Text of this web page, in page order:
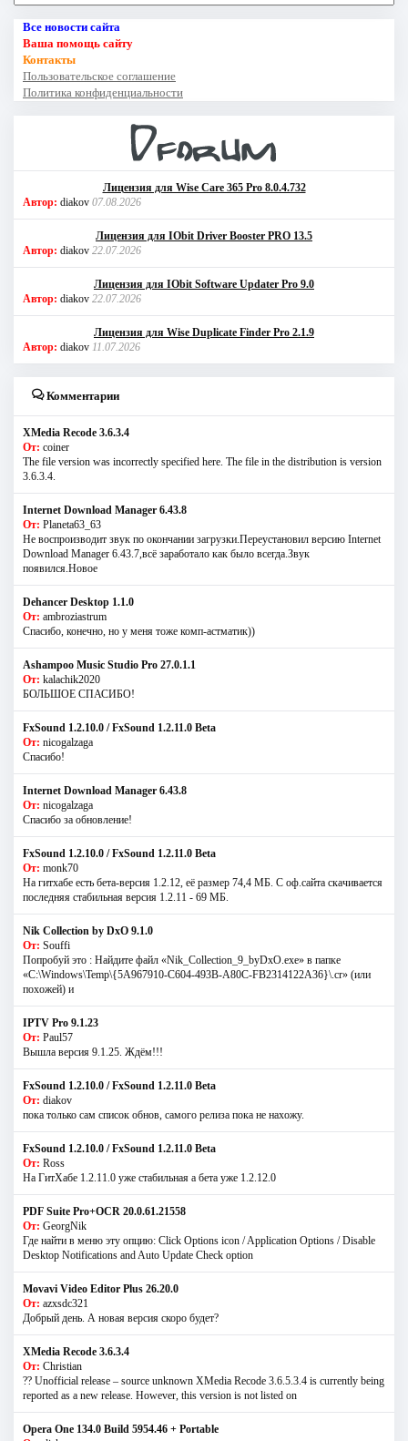
Все новости сайта
Ваша помощь сайту
Контакты
Пользовательское соглашение
Политика конфиденциальности
Лицензия для Wise Care 365 Pro 8.0.4.732
Автор: diakov 07.08.2026
Лицензия для IObit Driver Booster PRO 13.5
Автор: diakov 22.07.2026
Лицензия для IObit Software Updater Pro 9.0
Автор: diakov 22.07.2026
Лицензия для Wise Duplicate Finder Pro 2.1.9
Автор: diakov 11.07.2026
Комментарии
XMedia Recode 3.6.3.4
От: coiner
The file version was incorrectly specified here. The file in the distribution is version
3.6.3.4.
Internet Download Manager 6.43.8
От: Planeta63_63
Не воспроизводит звук по окончании загрузки.Переустановил версию Internet
Download Manager 6.43.7,всё заработало как было всегда.Звук
появился.Новое
Dehancer Desktop 1.1.0
От: ambroziastrum
Спасибо, конечно, но у меня тоже комп-астматик))
Ashampoo Music Studio Pro 27.0.1.1
От: kalachik2020
БОЛЬШОЕ СПАСИБО!
FxSound 1.2.10.0 / FxSound 1.2.11.0 Beta
От: nicogalzaga
Спасибо!
Internet Download Manager 6.43.8
От: nicogalzaga
Спасибо за обновление!
FxSound 1.2.10.0 / FxSound 1.2.11.0 Beta
От: monk70
На гитхабе есть бета-версия 1.2.12, её размер 74,4 МБ. С оф.сайта скачивается
последняя стабильная версия 1.2.11 - 69 МБ.
Nik Collection by DxO 9.1.0
От: Souffi
Попробуй это : Найдите файл «Nik_Collection_9_byDxO.exe» в папке
«C:\Windows\Temp\{5A967910-C604-493B-A80C-FB2314122A36}\.cr» (или
похожей) и
IPTV Pro 9.1.23
От: Paul57
Вышла версия 9.1.25. Ждём!!!
FxSound 1.2.10.0 / FxSound 1.2.11.0 Beta
От: diakov
пока только сам список обнов, самого релиза пока не нахожу.
FxSound 1.2.10.0 / FxSound 1.2.11.0 Beta
От: Ross
На ГитХабе 1.2.11.0 уже стабильная а бета уже 1.2.12.0
PDF Suite Pro+OCR 20.0.61.21558
От: GeorgNik
Где найти в меню эту опцию: Click Options icon / Application Options / Disable
Desktop Notifications and Auto Update Check option
Movavi Video Editor Plus 26.20.0
От: azxsdc321
Добрый день. А новая версия скоро будет?
XMedia Recode 3.6.3.4
От: Christian
?? Unofficial release – source unknown XMedia Recode 3.6.5.3.4 is currently being
reported as a new release. However, this version is not listed on
Opera One 134.0 Build 5954.46 + Portable